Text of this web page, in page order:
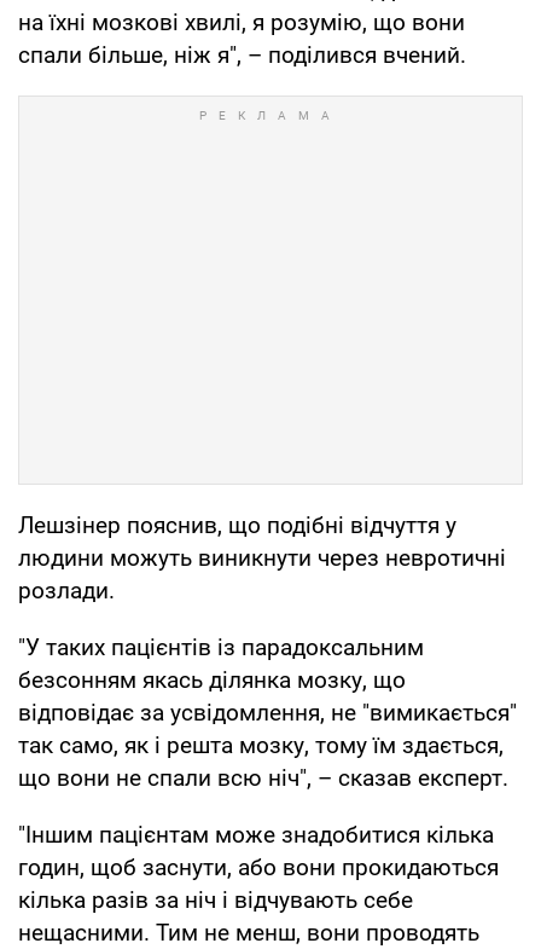
на їхні мозкові хвилі, я розумію, що вони
спали більше, ніж я", – поділився вчений.
Лешзінер пояснив, що подібні відчуття у
людини можуть виникнути через невротичні
розлади.
"У таких пацієнтів із парадоксальним
безсонням якась ділянка мозку, що
відповідає за усвідомлення, не "вимикається"
так само, як і решта мозку, тому їм здається,
що вони не спали всю ніч", – сказав експерт.
"Іншим пацієнтам може знадобитися кілька
годин, щоб заснути, або вони прокидаються
кілька разів за ніч і відчувають себе
нещасними. Тим не менш, вони проводять